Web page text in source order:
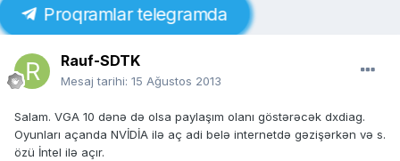
Proqramlar telegramda
Rauf-SDTK
Mesaj tarihi: 15 Ağustos 2013
Salam. VGA 10 dənə də olsa paylaşım olanı göstərəcək dxdiag.
Oyunları açanda NVİDİA ilə aç adi belə internetdə gəzişərkən və s.
özü İntel ilə açır.